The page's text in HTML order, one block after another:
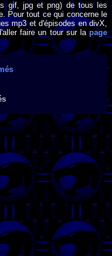
gif, jpg et png) de tous les
Pour tout ce qui concerne le
mp3 et d'épisodes en divX,
faire un tour sur la page